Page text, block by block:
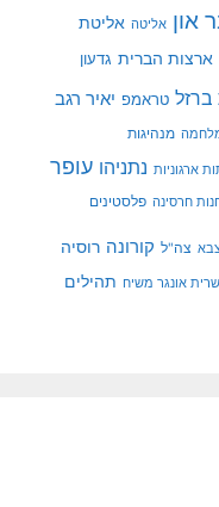
און אליטה אליטת
ארצות הברית גדעון
טראמפ יאיר רגב
מנהיגות
ארגוניות נתניהו עופר
חרסינה פלסטינים
צה"ל קורונה רוסיה
שרית אונגר משיח תהילים